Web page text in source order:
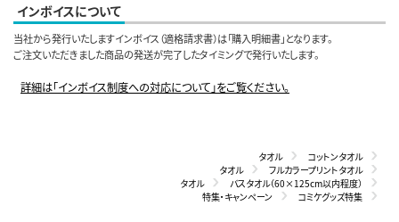
インボイスについて
当社から発行いたしますインボイス（適格請求書）は「購入明細書」となります。
ご注文いただきました商品の発送が完了したタイミングで発行いたします。
詳細は「インボイス制度への対応について」をご覧ください。
タオル
コットンタオル
タオル
フルカラープリントタオル
タオル
バスタオル（60×125cm以内程度）
特集・キャンペーン
コミケグッズ特集